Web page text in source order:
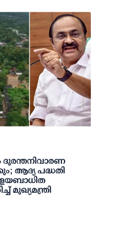
ദുരന്തനിവാരണ
ആദ്യ പദ്ധതി
മുഖ്യമന്ത്രി